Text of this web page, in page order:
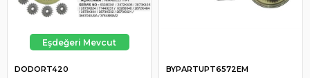
DODORT420 BYPARTUPT6572EM